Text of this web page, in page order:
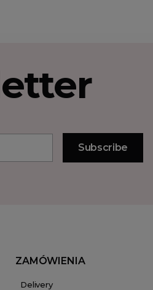
ZAMÓWIENIA
Delivery